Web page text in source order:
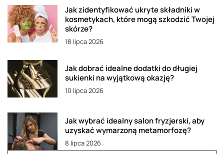
Jak zidentyfikować ukryte składniki w
kosmetykach, które mogą szkodzić Twojej
skórze?
18 lipca 2026
Jak dobrać idealne dodatki do długiej
sukienki na wyjątkową okazję?
10 lipca 2026
Jak wybrać idealny salon fryzjerski, aby
uzyskać wymarzoną metamorfozę?
8 lipca 2026